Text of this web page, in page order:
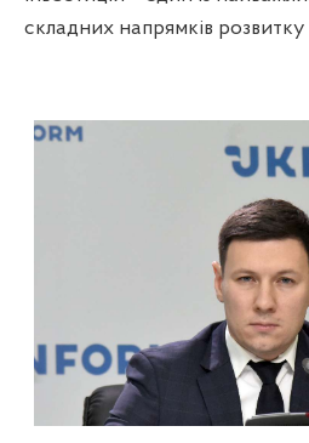
складних напрямків